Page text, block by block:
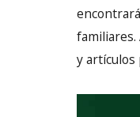
familiares.
y artículos